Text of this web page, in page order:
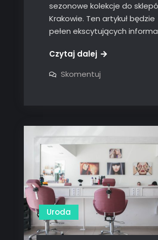
sezonowe kolekcje do
Krakowie. Ten artykuł będzie
pełen ekscytujących
Czytaj dalej
Skomentujon
Najnowsze
Krakowie:
Przegląd
sezonowych
kolekcji.
Uroda